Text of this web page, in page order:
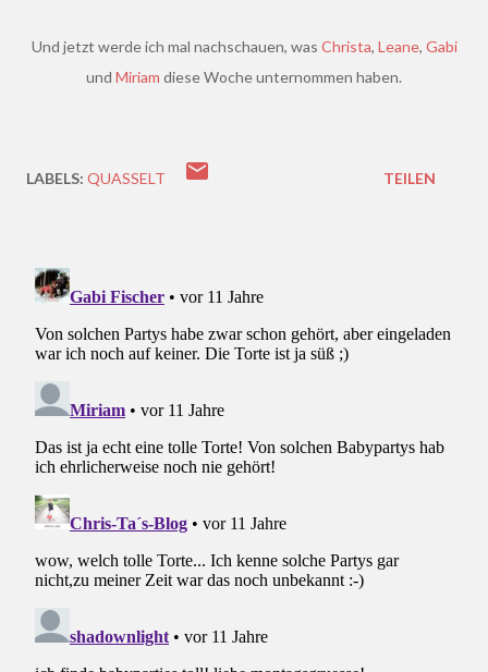
Und jetzt werde ich mal nachschauen, was Christa, Leane, Gabi
und Miriam diese Woche unternommen haben.
LABELS: QUASSELT TEILEN